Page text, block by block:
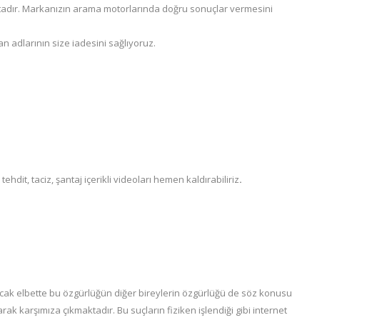
Markanızın arama motorlarında doğru sonuçlar vermesini
adlarının size iadesini sağlıyoruz.
taciz, şantaj içerikli videoları hemen kaldırabiliriz.
elbette bu özgürlüğün diğer bireylerin özgürlüğü de söz konusu
karşımıza çıkmaktadır. Bu suçların fiziken işlendiği gibi internet